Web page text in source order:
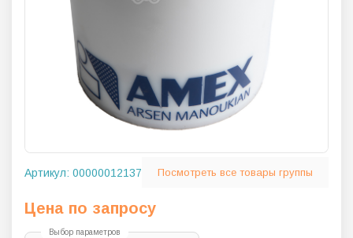
Артикул: 00000012137 Посмотреть все товары группы
Цена по запросу
Выбор параметров